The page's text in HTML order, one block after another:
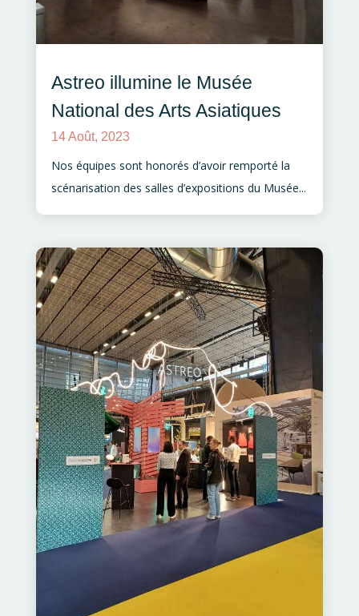
Astreo illumine le Musée
National des Arts Asiatiques
14 Août, 2023
Nos équipes sont honorés d’avoir remporté la
scénarisation des salles d’expositions du Musée...